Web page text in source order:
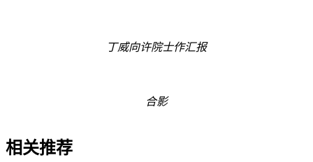
丁威向许院士作汇报
合影
相关推荐